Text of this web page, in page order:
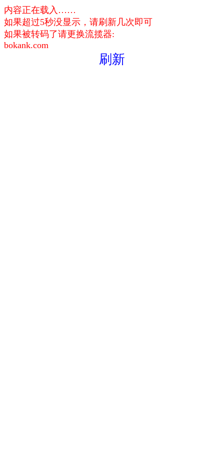
内容正在载入……
如果超过5秒没显示，请刷新几次即可
如果被转码了请更换流揽器:
bokank.com
刷新